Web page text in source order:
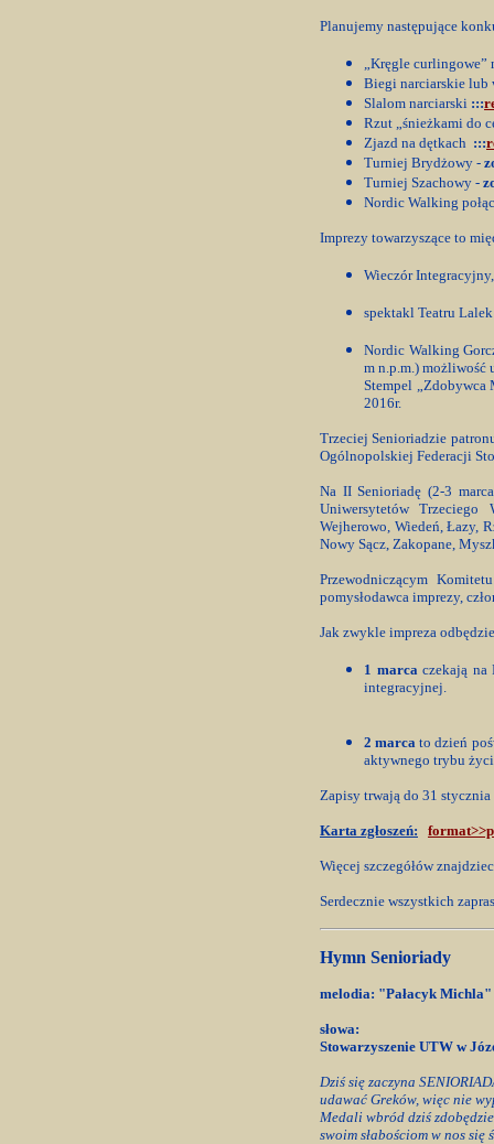
Planujemy następujące
„Kręgle curlingowe”
Biegi narciarskie
Slalom narciarski :::
Rzut „śnieżkami do
Zjazd na dętkach :::
Turniej Brydżowy -
Turniej Szachowy -
Nordic Walking
Imprezy towarzyszące to
Wieczór
spektakl Teatru
Nordic Walking
m n.p.m.) możliwość
Stempel „Zdobywca
2016r.
Trzeciej Senioriadzie
Ogólnopolskiej Federacji
Na II Senioriadę (2-3
Uniwersytetów Trzeciego
Wejherowo, Wiedeń, Łazy,
Nowy Sącz, Zakopane,
Przewodniczącym
pomysłodawca imprezy,
Jak zwykle impreza
1 marcaczekają na
integracyjnej.
2 marca to dzień
aktywnego trybu
Zapisy trwają do 31
Karta zgłoszeń:
Więcej szczegółów
Serdecznie wszystkich
Hymn Senioriady
melodia: "Pałacyk Michla"
słowa:
Stowarzyszenie UTW w
Dziś się zaczyna
udawać Greków, więc nie
Medali wbród dziś
swoim słabościom w nos